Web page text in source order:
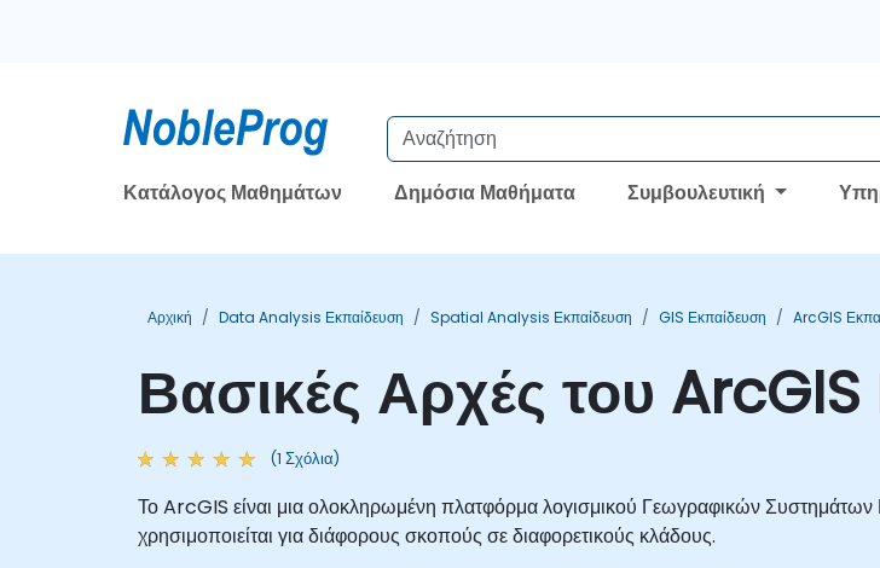
Κατάλογος Μαθημάτων Δημόσια Μαθήματα Συμβουλευτική
Αρχική Data Analysis Εκπαίδευση Spatial Analysis Εκπαίδευση GIS Εκπαίδευση ArcGIS
Βασικές Αρχές του
(1 Σχόλια)
Το ArcGIS είναι μια ολοκληρωμένη πλατφόρμα λογισμικού Γεωγραφικών
χρησιμοποιείται για διάφορους σκοπούς σε διαφορετικούς κλάδους.